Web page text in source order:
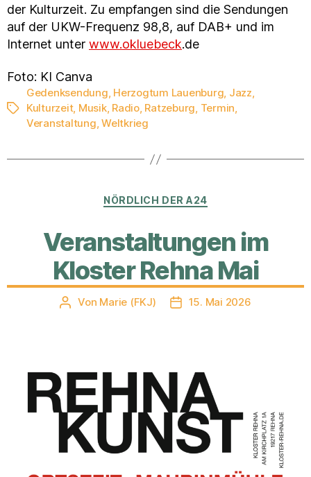
der Kulturzeit. Zu empfangen sind die Sendungen
auf der UKW-Frequenz 98,8, auf DAB+ und im
Internet unter www.okluebeck.de
Foto: KI Canva
Schlagwörter
Gedenksendung, Herzogtum Lauenburg, Jazz,
Kulturzeit, Musik, Radio, Ratzeburg, Termin,
Veranstaltung,Weltkrieg
Kategorien
NÖRDLICH DER A24
Veranstaltungen im
Kloster Rehna Mai
Beitragsautor
Von Marie (FKJ) Veröffentlichungsdatum
15. Mai 2026